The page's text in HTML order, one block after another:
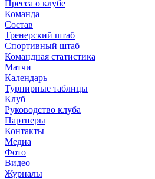
Пресса о клубе
Команда
Состав
Тренерский штаб
Спортивный штаб
Командная статистика
Матчи
Календарь
Турнирные таблицы
Клуб
Руководство клуба
Партнеры
Контакты
Медиа
Фото
Видео
Журналы